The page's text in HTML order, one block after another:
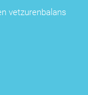
vetzurenbalans